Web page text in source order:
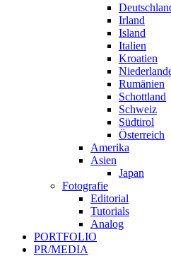
Irland
Island
Italien
Kroatien
Rumänien
Schottland
Schweiz
Südtirol
Österreich
Amerika
Asien
Japan
Fotografie
Editorial
Tutorials
Analog
PORTFOLIO
PR/MEDIA